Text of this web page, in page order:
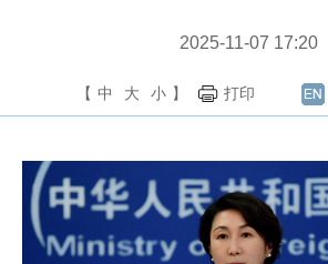
2025-11-07 17:20
【 中 大 小 】 打印